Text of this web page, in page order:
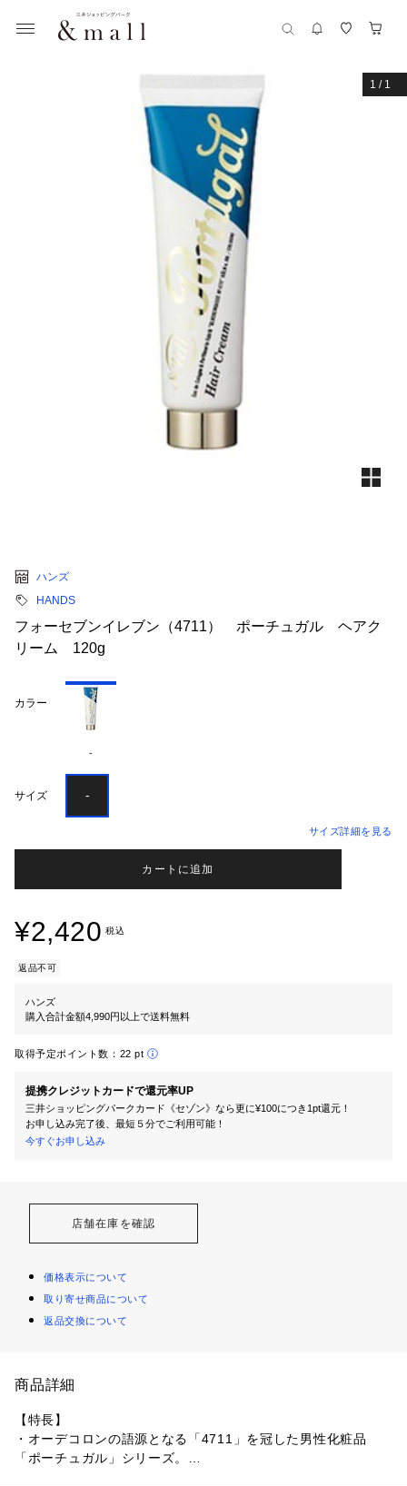
1 / 1
ハンズ
HANDS
フォーセブンイレブン（4711） ポーチュガル ヘアク
リーム 120g
カラー
-
サイズ -
サイズ詳細を見る
カートに追加
¥2,420 税込
返品不可
ハンズ
購入合計金額4,990円以上で送料無料
取得予定ポイント数： 22 pt
提携クレジットカードで還元率UP
三井ショッピングパークカード《セゾン》なら更に¥100につき1pt還元！
お申し込み完了後、最短５分でご利用可能！
今すぐお申し込み
店舗在庫を確認
価格表示について
取り寄せ商品について
返品交換について
商品詳細
【特長】
・オーデコロンの語源となる「4711」を冠した男性化粧品
「ポーチュガル」シリーズ。